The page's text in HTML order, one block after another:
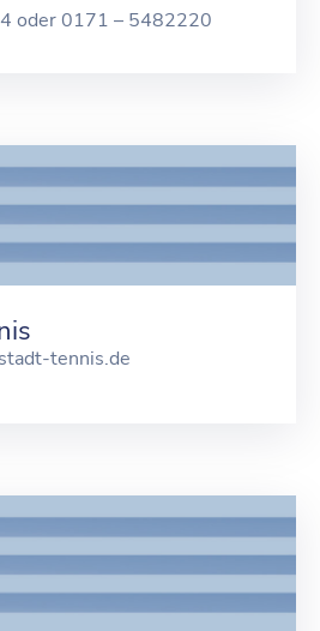
oder 0171 – 5482220
tennis.de